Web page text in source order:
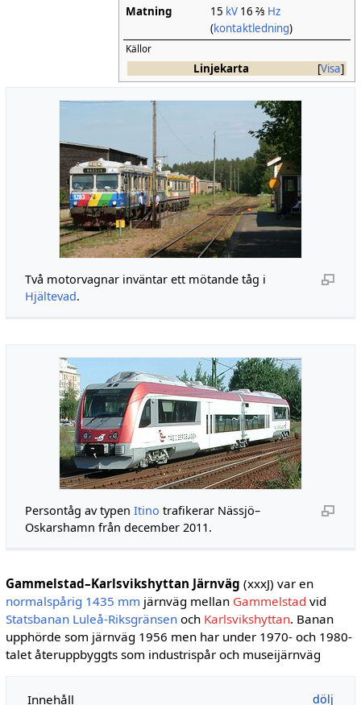
Matning
15 kV16 ⅔ Hz
(kontaktledning)
Källor
Visa
Linjekarta
Två motorvagnar inväntar ett mötande tåg i
Hjältevad.
Persontåg av typen Itino trafikerar Nässjö–
Oskarshamn från december 2011.
Gammelstad–Karlsvikshyttan Järnväg (xxxJ) var en
normalspårig 1435 mm järnväg mellan Gammelstad vid
Statsbanan Luleå-Riksgränsenoch Karlsvikshyttan. Banan
upphörde som järnväg 1956 men har under 1970- och 1980-
talet återuppbyggts som industrispår och museijärnväg
Innehåll